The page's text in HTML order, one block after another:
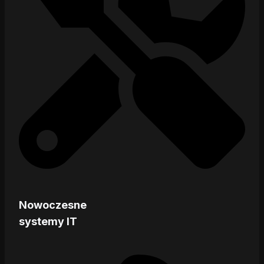
Nowoczesne
systemy IT